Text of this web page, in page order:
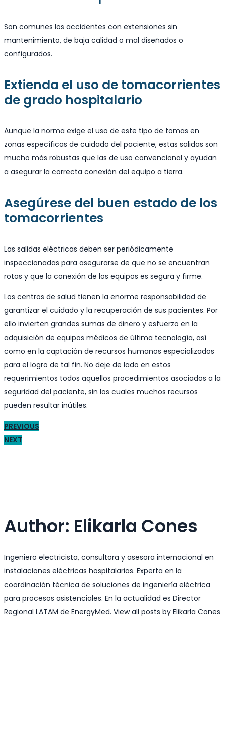
Son comunes los accidentes con extensiones sin
mantenimiento, de baja calidad o mal diseñados o
configurados.
Extienda el uso de tomacorrientes
de grado hospitalario
Aunque la norma exige el uso de este tipo de tomas en
zonas específicas de cuidado del paciente, estas salidas son
mucho más robustas que las de uso convencional y ayudan
a asegurar la correcta conexión del equipo a tierra.
Asegúrese del buen estado de los
tomacorrientes
Las salidas eléctricas deben ser periódicamente
inspeccionadas para asegurarse de que no se encuentran
rotas y que la conexión de los equipos es segura y firme.
Los centros de salud tienen la enorme responsabilidad de
garantizar el cuidado y la recuperación de sus pacientes. Por
ello invierten grandes sumas de dinero y esfuerzo en la
adquisición de equipos médicos de última tecnología, así
como en la captación de recursos humanos especializados
para el logro de tal fin. No deje de lado en estos
requerimientos todos aquellos procedimientos asociados a la
seguridad del paciente, sin los cuales muchos recursos
pueden resultar inútiles.
PREVIOUS
NEXT
Author: Elikarla Cones
Ingeniero electricista, consultora y asesora internacional en
instalaciones eléctricas hospitalarias. Experta en la
coordinación técnica de soluciones de ingeniería eléctrica
para procesos asistenciales. En la actualidad es Director
Regional LATAM de EnergyMed. View all posts by Elikarla Cones